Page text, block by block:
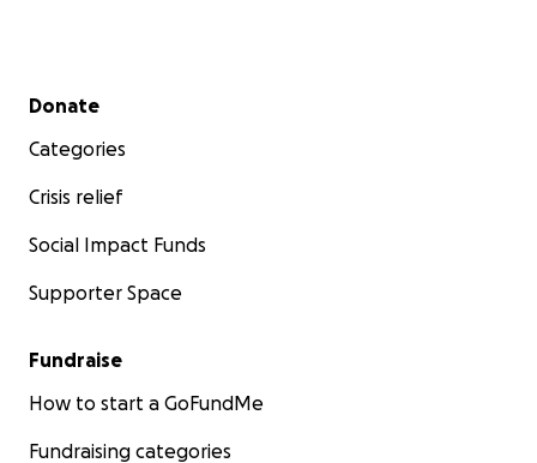
Secondary menu
Donate
Categories
Crisis relief
Social Impact Funds
Supporter Space
Fundraise
How to start a GoFundMe
Fundraising categories